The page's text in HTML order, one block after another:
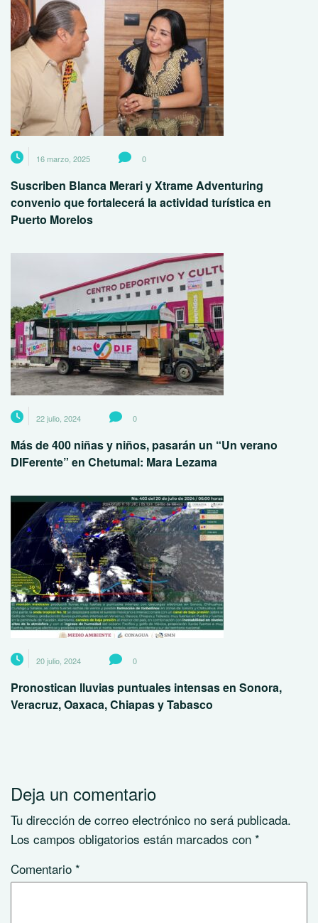
16 marzo, 2025 0
Suscriben Blanca Merari y Xtrame Adventuring
convenio que fortalecerá la actividad turística en
Puerto Morelos
22 julio, 2024 0
Más de 400 niñas y niños, pasarán un “Un verano
DIFerente” en Chetumal: Mara Lezama
20 julio, 2024 0
Pronostican lluvias puntuales intensas en Sonora,
Veracruz, Oaxaca, Chiapas y Tabasco
Deja un comentario
Tu dirección de correo electrónico no será publicada.
Los campos obligatorios están marcados con *
Comentario *